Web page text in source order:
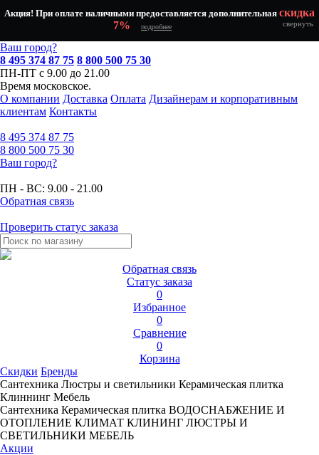
Акция! При оплате наличными предоставляется дополнительная скидка
7%
подробнее свернуть
Ваш город?
8 495 374 87 75 8 800 500 75 30
ПН-ПТ с 9.00 до 21.00
Время московское.
О компании Доставка Оплата Дизайнерам и корпоративным
клиентам Контакты
8 495 374 87 75
8 800 500 75 30
Ваш город?
ПН - ВС: 9.00 - 21.00
Обратная связь
Проверить статус заказа
Обратная связь
Статус заказа
0
Избранное
0
Сравнение
0
Корзина
Скидки Бренды
Сантехника Люстры и светильники Керамическая плитка
Клиннинг Мебель
Сантехника Керамическая плитка ВОДОСНАБЖЕНИЕ И
ОТОПЛЕНИЕ КЛИМАТ КЛИНИНГ ЛЮСТРЫ И
СВЕТИЛЬНИКИ МЕБЕЛЬ
Акции